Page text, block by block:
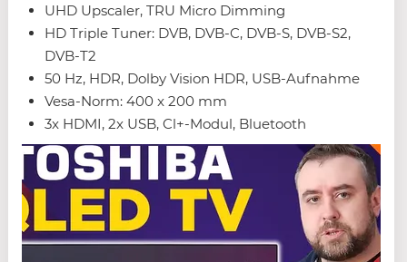
UHD Upscaler, TRU Micro Dimming
HD Triple Tuner: DVB, DVB-C, DVB-S, DVB-S2,
DVB-T2
50 Hz, HDR, Dolby Vision HDR, USB-Aufnahme
Vesa-Norm: 400 x 200 mm
3x HDMI, 2x USB, Cl+-Modul, Bluetooth